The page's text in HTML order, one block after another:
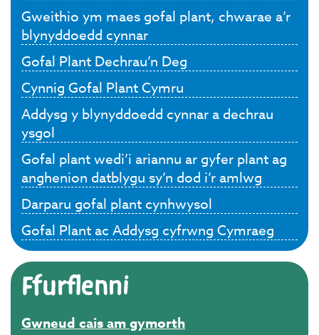
Gweithio ym maes gofal plant, chwarae a’r
blynyddoedd cynnar
Gofal Plant Dechrau’n Deg
Cynnig Gofal Plant Cymru
Addysg y blynyddoedd cynnar a dechrau
ysgol
Gofal plant wedi’i ariannu ar gyfer plant ag
anghenion datblygu sy’n dod i’r amlwg
Darparu gofal plant cynhwysol
Gofal Plant ac Addysg cyfrwng Cymraeg
Ffurflenni
Gwneud cais am gymorth